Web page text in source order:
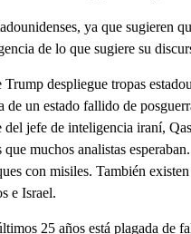
ya que sugieren
de lo que sugiere su
despliegue tropas
un estado fallido de
jefe de inteligencia iraní,
muchos analistas
con misiles. También
e Israel.
25 años está plagada de